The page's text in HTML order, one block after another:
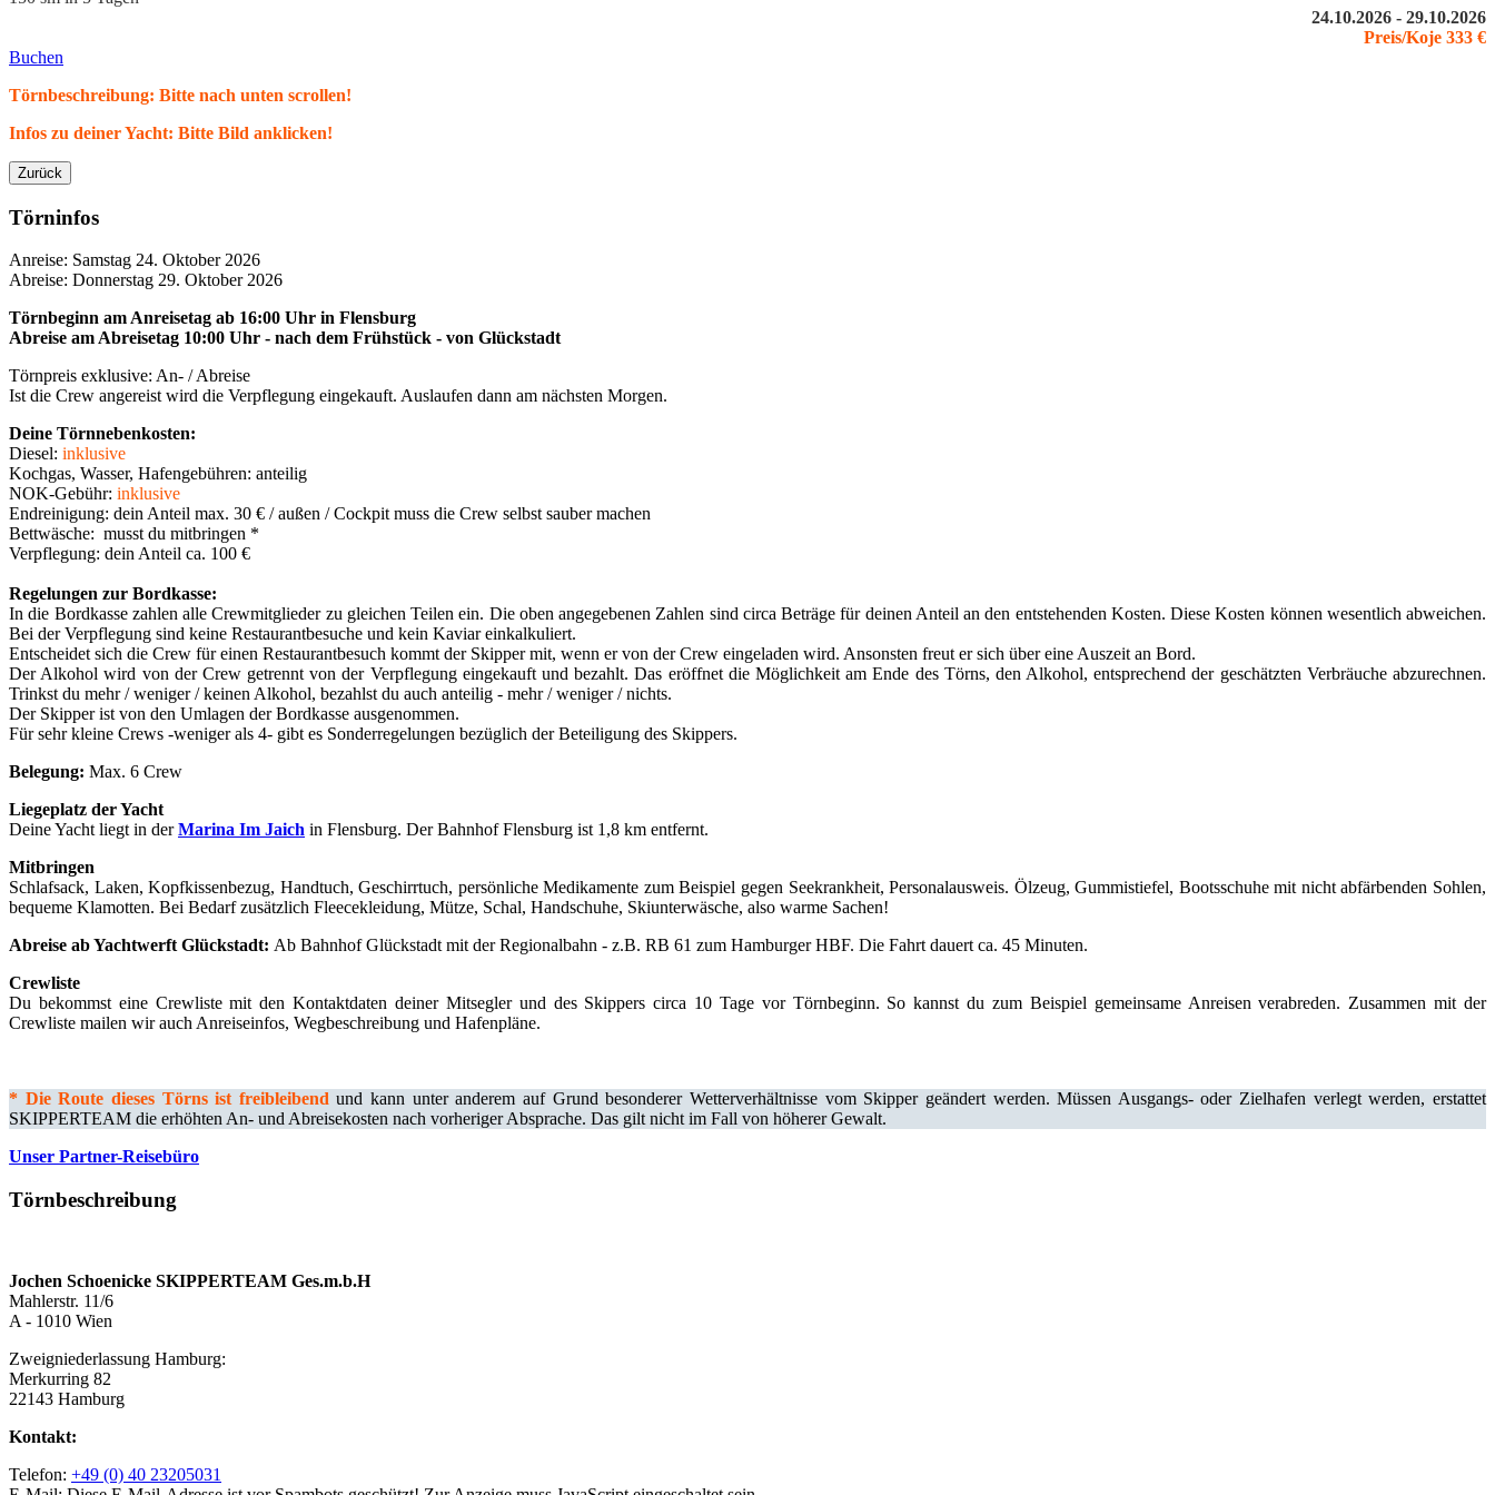
24.10.2026 - 29.10.2026
Preis/Koje 333 €
Buchen
Törnbeschreibung: Bitte nach unten scrollen!
Infos zu deiner Yacht: Bitte Bild anklicken!
Zurück
Törninfos
Anreise: Samstag 24. Oktober 2026
Abreise: Donnerstag 29. Oktober 2026
Törnbeginn am Anreisetag ab 16:00 Uhr in Flensburg
Abreise am Abreisetag 10:00 Uhr - nach dem Frühstück - von Glückstadt
Törnpreis exklusive: An- / Abreise
Ist die Crew angereist wird die Verpflegung eingekauft. Auslaufen dann am nächsten Morgen.
Deine Törnnebenkosten:
Diesel: inklusive
Kochgas, Wasser, Hafengebühren: anteilig
NOK-Gebühr: inklusive
Endreinigung: dein Anteil max. 30 € / außen / Cockpit muss die Crew selbst sauber machen
Bettwäsche: musst du mitbringen *
Verpflegung: dein Anteil ca. 100 €
Regelungen zur Bordkasse:
In die Bordkasse zahlen alle Crewmitglieder zu gleichen Teilen ein. Die oben angegebenen Zahlen sind circa Beträge für deinen Anteil an den entstehenden Kosten. Diese Kosten können wesentlich abweichen.
Bei der Verpflegung sind keine Restaurantbesuche und kein Kaviar einkalkuliert.
Entscheidet sich die Crew für einen Restaurantbesuch kommt der Skipper mit, wenn er von der Crew eingeladen wird. Ansonsten freut er sich über eine Auszeit an Bord.
Der Alkohol wird von der Crew getrennt von der Verpflegung eingekauft und bezahlt. Das eröffnet die Möglichkeit am Ende des Törns, den Alkohol, entsprechend der geschätzten Verbräuche abzurechnen.
Trinkst du mehr / weniger / keinen Alkohol, bezahlst du auch anteilig - mehr / weniger / nichts.
Der Skipper ist von den Umlagen der Bordkasse ausgenommen.
Für sehr kleine Crews -weniger als 4- gibt es Sonderregelungen bezüglich der Beteiligung des Skippers.
Belegung: Max. 6 Crew
Liegeplatz der Yacht
Deine Yacht liegt in derMarina Im Jaich in Flensburg. Der Bahnhof Flensburg ist 1,8 km entfernt.
Mitbringen
Schlafsack, Laken, Kopfkissenbezug, Handtuch, Geschirrtuch, persönliche Medikamente zum Beispiel gegen Seekrankheit, Personalausweis. Ölzeug, Gummistiefel, Bootsschuhe mit nicht abfärbenden Sohlen,
bequeme Klamotten. Bei Bedarf zusätzlich Fleecekleidung, Mütze, Schal, Handschuhe, Skiunterwäsche, also warme Sachen!
Abreise ab Yachtwerft Glückstadt: Ab Bahnhof Glückstadt mit der Regionalbahn - z.B. RB 61 zum Hamburger HBF. Die Fahrt dauert ca. 45 Minuten.
Crewliste
Du bekommst eine Crewliste mit den Kontaktdaten deiner Mitsegler und des Skippers circa 10 Tage vor Törnbeginn. So kannst du zum Beispiel gemeinsame Anreisen verabreden. Zusammen mit der
Crewliste mailen wir auch Anreiseinfos, Wegbeschreibung und Hafenpläne.
* Die Route dieses Törns ist freibleibend und kann unter anderem auf Grund besonderer Wetterverhältnisse vom Skipper geändert werden. Müssen Ausgangs- oder Zielhafen verlegt werden, erstattet
SKIPPERTEAM die erhöhten An- und Abreisekosten nach vorheriger Absprache. Das gilt nicht im Fall von höherer Gewalt.
Unser Partner-Reisebüro
Törnbeschreibung
Jochen Schoenicke SKIPPERTEAM Ges.m.b.H
Mahlerstr. 11/6
A - 1010 Wien
Zweigniederlassung Hamburg:
Merkurring 82
22143 Hamburg
Kontakt:
Telefon: +49 (0) 40 23205031